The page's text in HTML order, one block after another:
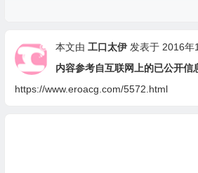
本文由 工口太伊发表于 2016年
内容参考自互联网上的已公开信
https://www.eroacg.com/5572.html